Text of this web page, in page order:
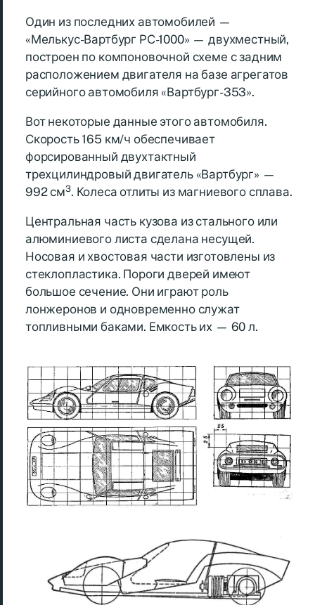
Один из последних автомобилей —
«Мелькус-Вартбург РС-1000» — двухместный,
построен по компоновочной схеме с задним
расположением двигателя на базе агрегатов
серийного автомобиля «Вартбург-353».
Вот некоторые данные этого автомобиля.
Скорость 165 км/ч обеспечивает
форсированный двухтактный
трехцилиндровый двигатель «Вартбург» —
992 см3. Колеса отлиты из магниевого сплава.
Центральная часть кузова из стального или
алюминиевого листа сделана несущей.
Носовая и хвостовая части изготовлены из
стеклопластика. Пороги дверей имеют
большое сечение. Они играют роль
лонжеронов и одновременно служат
топливными баками. Емкость их — 60 л.